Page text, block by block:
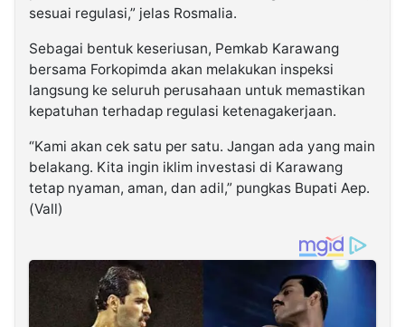
sesuai regulasi,” jelas Rosmalia.
Sebagai bentuk keseriusan, Pemkab Karawang
bersama Forkopimda akan melakukan inspeksi
langsung ke seluruh perusahaan untuk memastikan
kepatuhan terhadap regulasi ketenagakerjaan.
“Kami akan cek satu per satu. Jangan ada yang main
belakang. Kita ingin iklim investasi di Karawang
tetap nyaman, aman, dan adil,” pungkas Bupati Aep.
(Vall)